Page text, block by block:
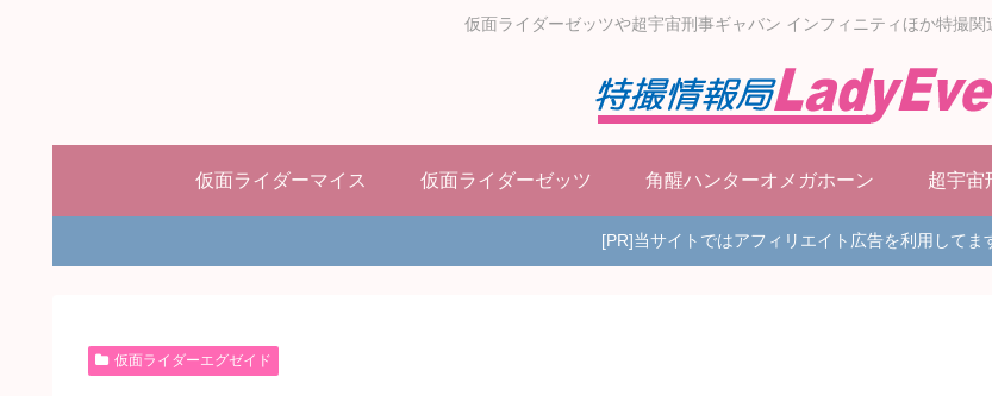
仮面ライダーゼッツや超宇宙刑事ギャバン インフィニティほか特撮関
仮面ライダーマイス 仮面ライダーゼッツ 角醒ハンターオメガホーン 超宇宙
[PR]当サイトではアフィリエイト広告を利用してま
仮面ライダーエグゼイド